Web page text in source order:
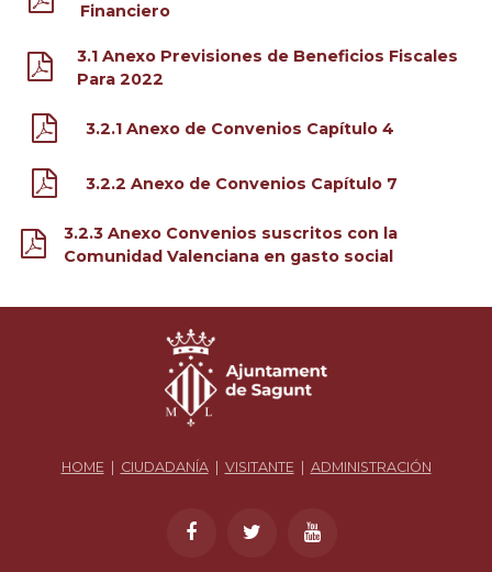
Financiero
3.1 Anexo Previsiones de Beneficios Fiscales
Para 2022
3.2.1 Anexo de Convenios Capítulo 4
3.2.2 Anexo de Convenios Capítulo 7
3.2.3 Anexo Convenios suscritos con la
Comunidad Valenciana en gasto social
HOME| CIUDADANÍA| VISITANTE| ADMINISTRACIÓN